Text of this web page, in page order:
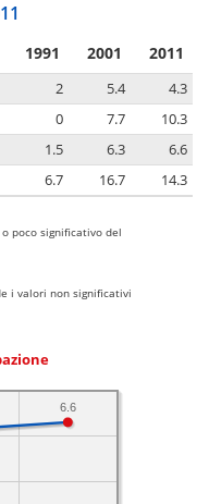
1991 2001 2011
2 5.4
4.3
0 7.7
10.3
1.5 6.3
6.6
6.7 16.7 14.3
poco significativo del
i valori non significativi
6.6